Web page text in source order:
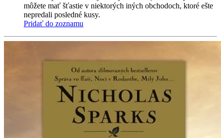
môžete mať šťastie v niektorých iných obchodoch, ktoré ešte
nepredali posledné kusy.
Pridať do zoznamu